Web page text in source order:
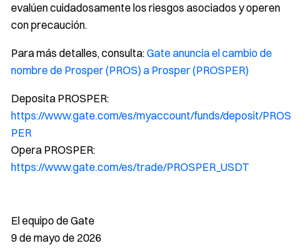
evalúen cuidadosamente los riesgos asociados y operen
con precaución.
Para más detalles, consulta:Gate anuncia el cambio de
nombre de Prosper (PROS) a Prosper (PROSPER)
Deposita PROSPER:
https://www.gate.com/es/myaccount/funds/deposit/PROS
PER
Opera PROSPER:
https://www.gate.com/es/trade/PROSPER_USDT
El equipo de Gate
9 de mayo de 2026